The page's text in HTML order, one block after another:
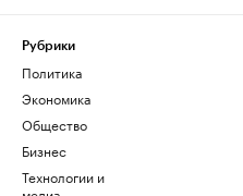
Рубрики
Политика
Экономика
Общество
Бизнес
Технологии и